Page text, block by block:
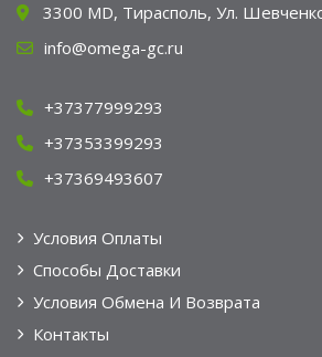
3300 MD, Тирасполь, Ул.
info@omega-gc.ru
+37377999293
+37353399293
+37369493607
Условия Оплаты
Способы Доставки
Условия Обмена И Возврата
Контакты